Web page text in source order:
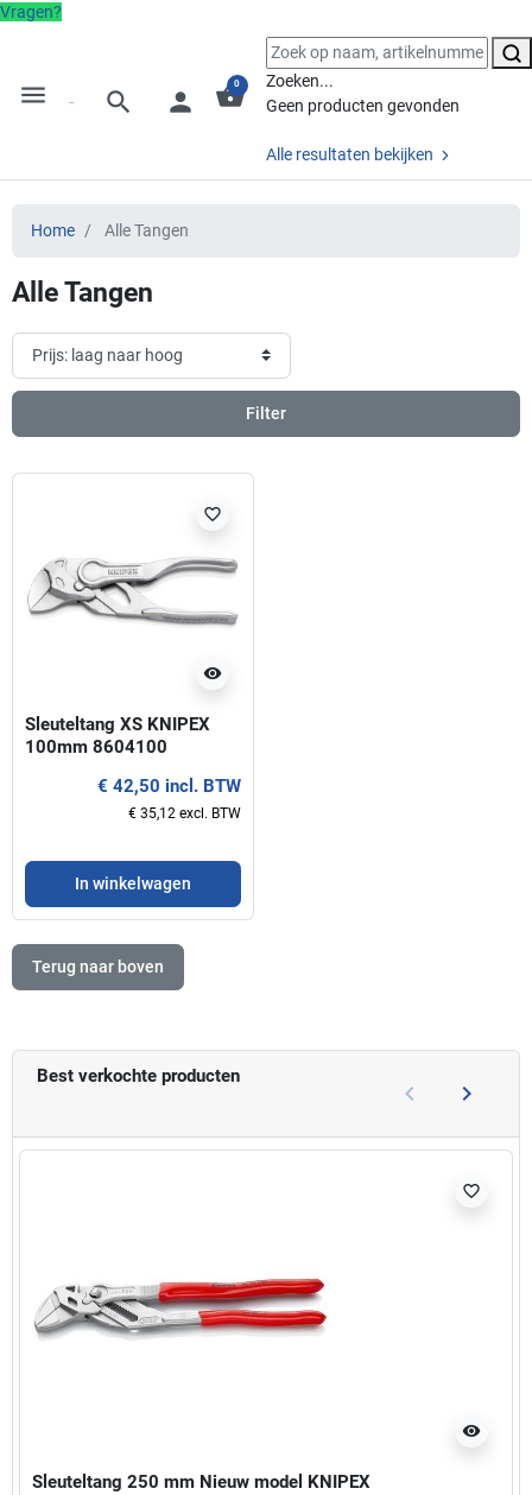
Vragen?
menu search person shopping_basket
0
Zoeken...
Geen producten gevonden
Alle resultaten bekijken
Home Alle Tangen
Best verkochte producten
Vorige
keyboard_arrow_left keyboard_arrow_right
visibility
favorite_border
Sleuteltang 250 mm Nieuw model KNIPEX
Alle Tangen
Filter
visibility
favorite_border
Sleuteltang XS KNIPEX
100mm 8604100
€ 42,50 incl. BTW
€ 35,12 excl. BTW
In winkelwagen
Terug naar boven